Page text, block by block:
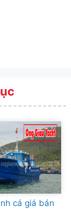
cá giá bán